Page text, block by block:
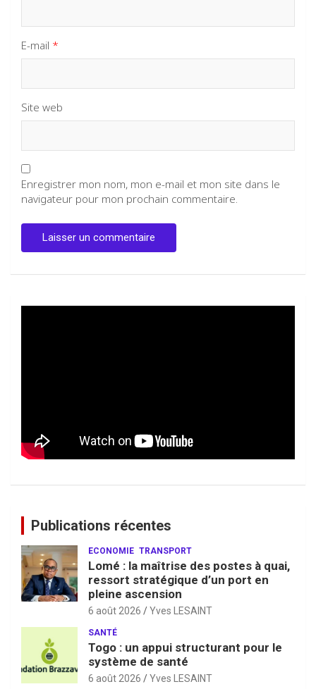
E-mail *
Site web
Enregistrer mon nom, mon e-mail et mon site dans le
navigateur pour mon prochain commentaire.
Publications récentes
ECONOMIE TRANSPORT
Lomé : la maîtrise des postes à quai,
ressort stratégique d’un port en
pleine ascension
6 août 2026 Yves LESAINT
SANTÉ
Togo : un appui structurant pour le
système de santé
6 août 2026 Yves LESAINT